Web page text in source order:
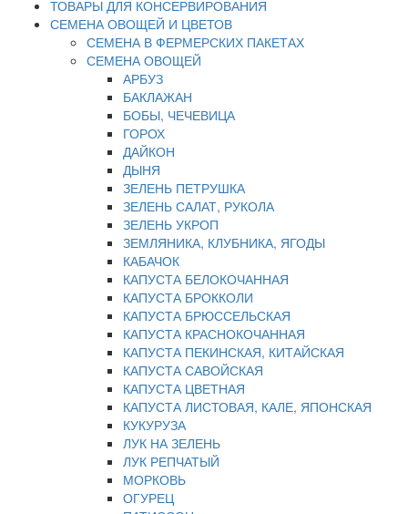
ТОВАРЫ ДЛЯ КОНСЕРВИРОВАНИЯ
СЕМЕНА ОВОЩЕЙ И ЦВЕТОВ
СЕМЕНА В ФЕРМЕРСКИХ ПАКЕТАХ
СЕМЕНА ОВОЩЕЙ
АРБУЗ
БАКЛАЖАН
БОБЫ, ЧЕЧЕВИЦА
ГОРОХ
ДАЙКОН
ДЫНЯ
ЗЕЛЕНЬ ПЕТРУШКА
ЗЕЛЕНЬ САЛАТ, РУКОЛА
ЗЕЛЕНЬ УКРОП
ЗЕМЛЯНИКА, КЛУБНИКА, ЯГОДЫ
КАБАЧОК
КАПУСТА БЕЛОКОЧАННАЯ
КАПУСТА БРОККОЛИ
КАПУСТА БРЮССЕЛЬСКАЯ
КАПУСТА КРАСНОКОЧАННАЯ
КАПУСТА ПЕКИНСКАЯ, КИТАЙСКАЯ
КАПУСТА САВОЙСКАЯ
КАПУСТА ЦВЕТНАЯ
КАПУСТА ЛИСТОВАЯ, КАЛЕ, ЯПОНСКАЯ
КУКУРУЗА
ЛУК НА ЗЕЛЕНЬ
ЛУК РЕПЧАТЫЙ
МОРКОВЬ
ОГУРЕЦ